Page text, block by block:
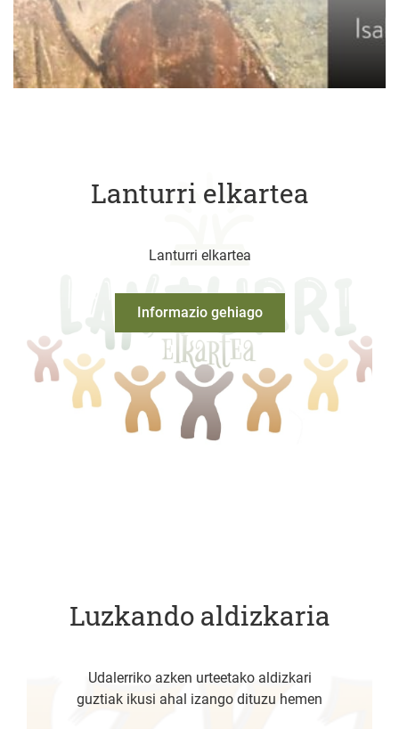
Lanturri elkartea
Lanturri elkartea
Informazio gehiago
Luzkando aldizkaria
Udalerriko azken urteetako aldizkari
guztiak ikusi ahal izango dituzu hemen